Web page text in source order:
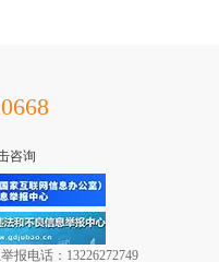
报电话：13226272749